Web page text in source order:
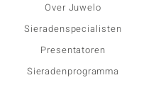
Over Juwelo
Sieradenspecialisten
Presentatoren
Sieradenprogramma